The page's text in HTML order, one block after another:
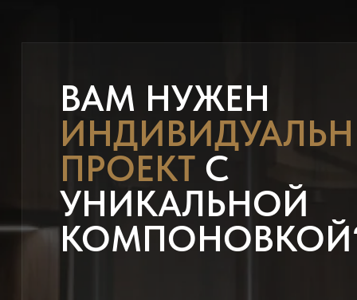
ВАМ НУЖЕН
ПРОЕКТС
УНИКАЛЬНОЙ